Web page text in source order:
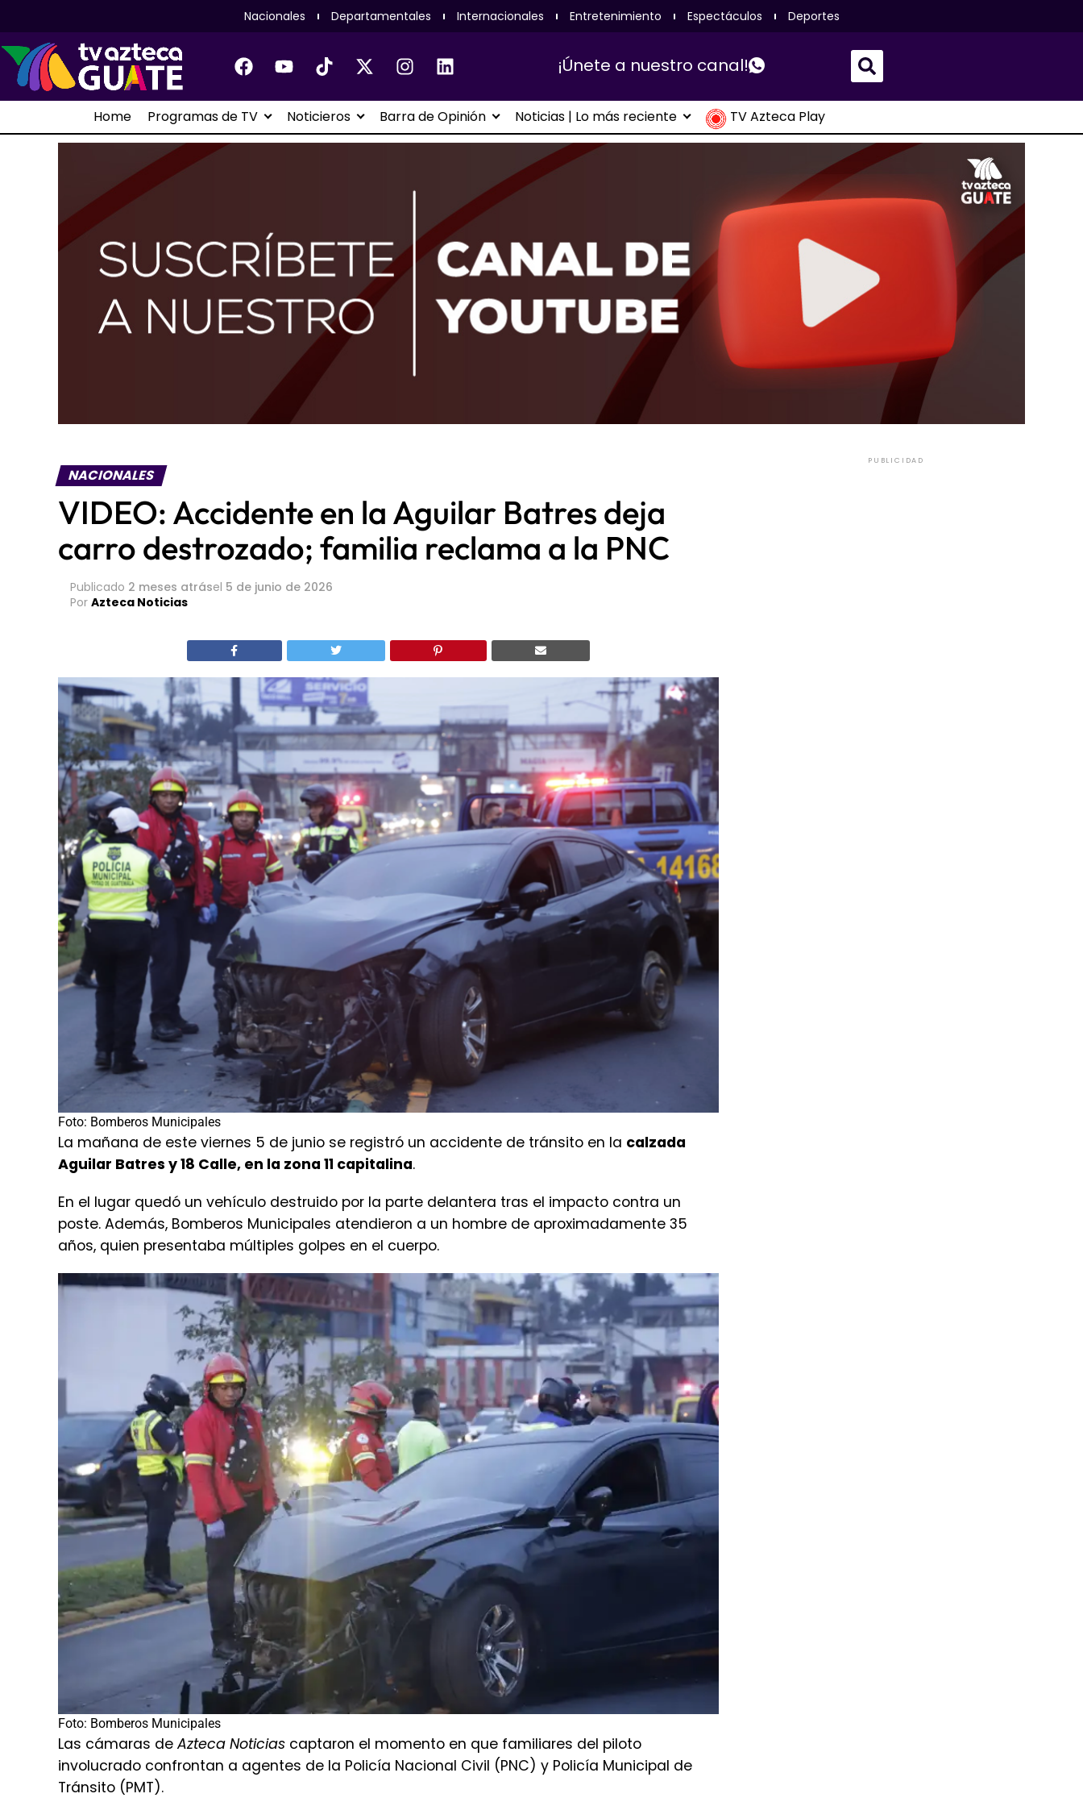
Nacionales Departamentales Internacionales Entretenimiento Espectáculos Deportes
¡Únete a nuestro canal!
Home Programas de TV Noticieros Barra de Opinión Noticias | Lo más reciente TV Azteca Play
NACIONALES
VIDEO: Accidente en la Aguilar Batres deja
carro destrozado; familia reclama a la PNC
Publicado 2 meses atrásel 5 de junio de 2026
Por Azteca Noticias
Foto: Bomberos Municipales
La mañana de este viernes 5 de junio se registró un accidente de tránsito en la calzada
Aguilar Batres y 18 Calle, en la zona 11 capitalina.
En el lugar quedó un vehículo destruido por la parte delantera tras el impacto contra un
poste. Además, Bomberos Municipales atendieron a un hombre de aproximadamente 35
años, quien presentaba múltiples golpes en el cuerpo.
Foto: Bomberos Municipales
Las cámaras deAzteca Noticias captaron el momento en que familiares del piloto
involucrado confrontan a agentes de la Policía Nacional Civil (PNC) y Policía Municipal de
Tránsito (PMT).
PUBLICIDAD